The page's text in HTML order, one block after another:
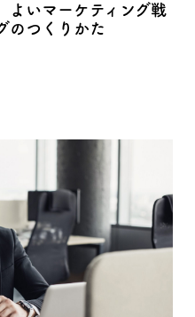
よいマーケティング戦
のつくりかた